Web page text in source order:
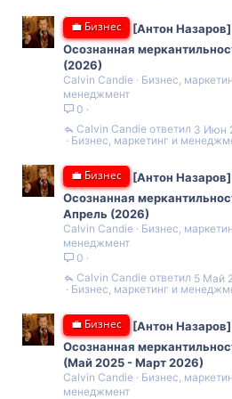
💼 Бизнес
[Антон
Осознанная
(2026)
Calvin Candie
Бизнес,
менеджмент
0
Бизнес, маркетинг и
3 Июн
Calvin Candie
💼 Бизнес
[Антон
Осознанная
Апрель (2026)
Calvin Candie
Бизнес,
менеджмент
0
Бизнес, маркетинг и
5 Май
Calvin Candie
💼 Бизнес
[Антон
Осознанная
(Май 2025 - Март 2026)
Calvin Candie
Бизнес,
менеджмент